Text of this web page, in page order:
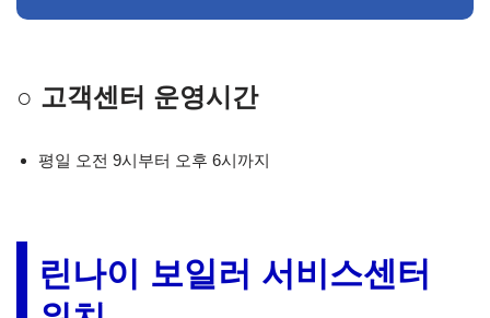
○ 고객센터 운영시간
평일 오전 9시부터 오후 6시까지
린나이 보일러 서비스센터